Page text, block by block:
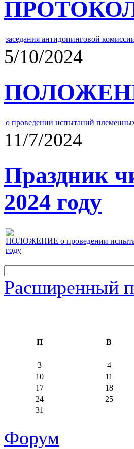
заседания антидопинговой
5/10/2024
о проведении испытаний
11/7/2024
Праздник
2024 году
ПОЛОЖЕНИЕ о проведении
году
Расширенный
П В
3 4
10
11
17
18
24
25
31
Форум